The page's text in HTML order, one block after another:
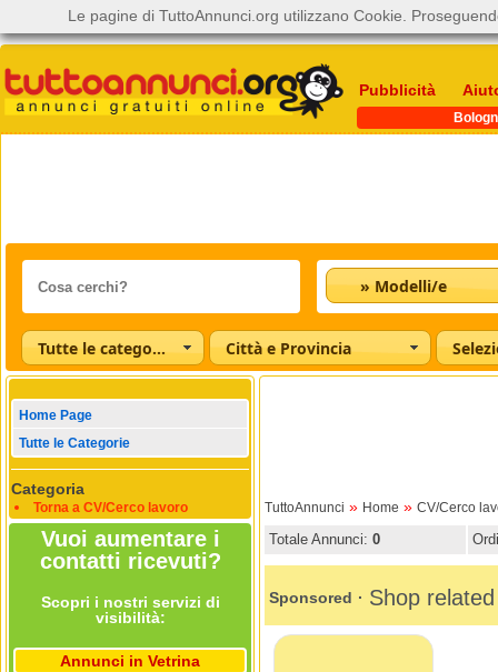
Pubblicità
» Modelli/e
Tutte le categorie Città e Provincia
Home Page
Tutte le Categorie
Categoria
Torna a CV/Cerco lavoro
Vuoi aumentare i
contatti ricevuti?
Scopri i nostri servizi di
visibilità:
Annunci in Vetrina
TuttoAnnunci » Home » CV/Cerco
Totale Annunci: 0
Le pagine di TuttoAnnunci.org utilizzano Cookie.